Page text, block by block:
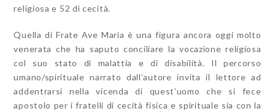
religiosa e 52 di cecità.
Quella di Frate Ave Maria è una figura ancora oggi molto
venerata che ha sa­puto conciliare la vocazione religiosa
col suo stato di malattia e di disabilità. Il percorso
umano/spirituale narrato dall’autore invita il lettore ad
addentrarsi nella vicen­da di quest’uomo che si fece
apostolo per i fratelli di cecità fisica e spirituale sia con la